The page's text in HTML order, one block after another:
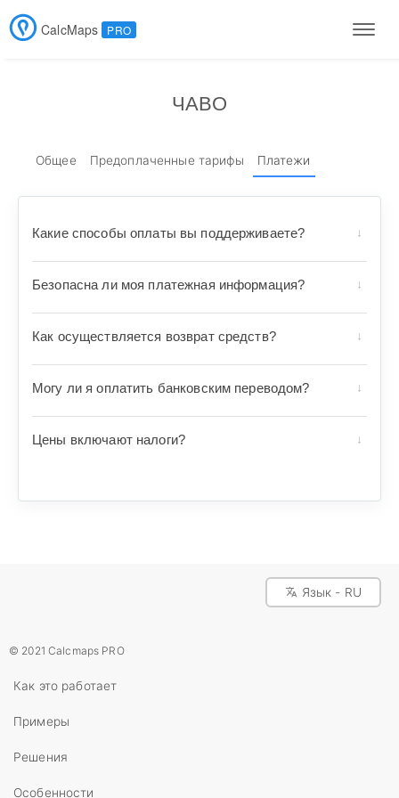
CalcMaps PRO
ЧАВО
Общее Предоплаченные тарифы Платежи
Какие способы оплаты вы поддерживаете?
Безопасна ли моя платежная информация?
Как осуществляется возврат средств?
Могу ли я оплатить банковским переводом?
Цены включают налоги?
Язык - RU
© 2021 Calcmaps PRO
Как это работает
Примеры
Решения
Особенности